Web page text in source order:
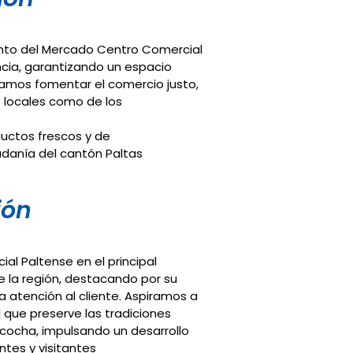
del Mercado Centro Comercial
garantizando un espacio
fomentar el comercio justo,
como de los
frescos y de
del cantón Paltas
Paltense en el principal
la región, destacando por su
atención al cliente. Aspiramos a
preserve las tradiciones
impulsando un desarrollo
y visitantes